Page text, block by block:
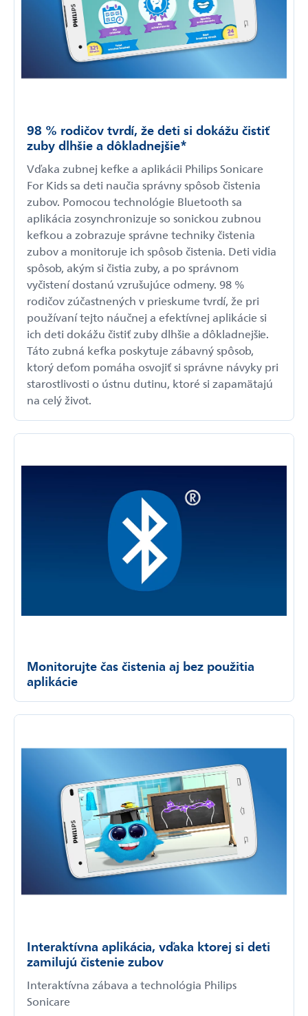
98 % rodičov tvrdí, že deti si dokážu čistiť
zuby dlhšie a dôkladnejšie*
Vďaka zubnej kefke a aplikácii Philips Sonicare
For Kids sa deti naučia správny spôsob čistenia
zubov. Pomocou technológie Bluetooth sa
aplikácia zosynchronizuje so sonickou zubnou
kefkou a zobrazuje správne techniky čistenia
zubov a monitoruje ich spôsob čistenia. Deti vidia
spôsob, akým si čistia zuby, a po správnom
vyčistení dostanú vzrušujúce odmeny. 98 %
rodičov zúčastnených v prieskume tvrdí, že pri
používaní tejto náučnej a efektívnej aplikácie si
ich deti dokážu čistiť zuby dlhšie a dôkladnejšie.
Táto zubná kefka poskytuje zábavný spôsob,
ktorý deťom pomáha osvojiť si správne návyky pri
starostlivosti o ústnu dutinu, ktoré si zapamätajú
na celý život.
Monitorujte čas čistenia aj bez použitia
aplikácie
Interaktívna aplikácia, vďaka ktorej si deti
zamilujú čistenie zubov
Interaktívna zábava a technológia Philips
Sonicare